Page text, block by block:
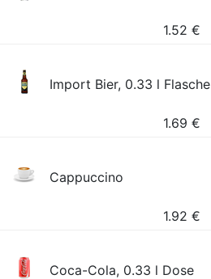
1.52 €
Import Bier, 0.33 l Flasche
1.69 €
Cappuccino
1.92 €
Coca-Cola, 0.33 l Dose